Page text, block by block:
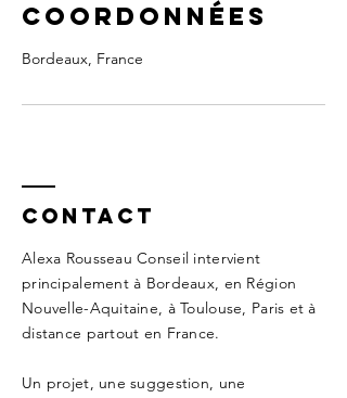
Coordonnées
Bordeaux, France
Contact
Alexa Rousseau Conseil intervient
principalement à Bordeaux, en Région
Nouvelle-Aquitaine, à Toulouse, Paris et à
distance partout en France.
Un projet, une suggestion, une